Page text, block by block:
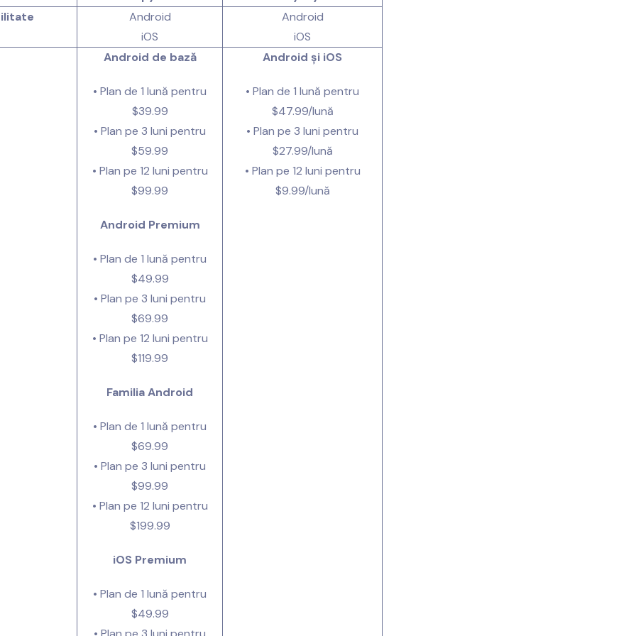
Android
iOS
Android
iOS
Android de bază
• Plan de 1 lună pentru
$39.99
• Plan pe 3 luni pentru
$59.99
• Plan pe 12 luni pentru
$99.99
Android Premium
• Plan de 1 lună pentru
$49.99
• Plan pe 3 luni pentru
$69.99
• Plan pe 12 luni pentru
$119.99
Familia Android
• Plan de 1 lună pentru
$69.99
• Plan pe 3 luni pentru
$99.99
• Plan pe 12 luni pentru
$199.99
iOS Premium
• Plan de 1 lună pentru
$49.99
Android și iOS
• Plan de 1 lună pentru
$47.99/lună
• Plan pe 3 luni pentru
$27.99/lună
• Plan pe 12 luni pentru
$9.99/lună